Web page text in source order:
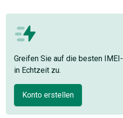
Greifen Sie auf die besten
in Echtzeit zu.
Konto erstellen